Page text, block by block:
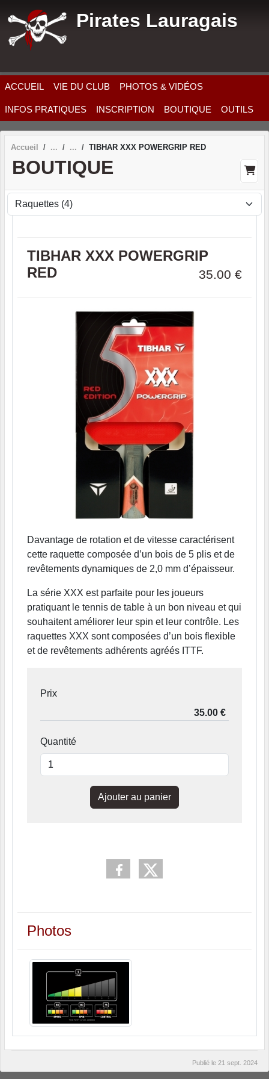
Pirates Lauragais
ACCUEIL VIE DU CLUB PHOTOS & VIDÉOS
INFOS PRATIQUES INSCRIPTION BOUTIQUE OUTILS
Accueil TIBHAR XXX POWERGRIP RED
BOUTIQUE
TIBHAR XXX POWERGRIP
RED
35.00 €
Davantage de rotation et de vitesse caractérisent
cette raquette composée d’un bois de 5 plis et de
revêtements dynamiques de 2,0 mm d’épaisseur.
La série XXX est parfaite pour les joueurs
pratiquant le tennis de table à un bon niveau et qui
souhaitent améliorer leur spin et leur contrôle. Les
raquettes XXX sont composées d’un bois flexible
et de revêtements adhérents agréés ITTF.
Prix
Quantité
Ajouter au panier
Photos
Publié le 21 sept. 2024